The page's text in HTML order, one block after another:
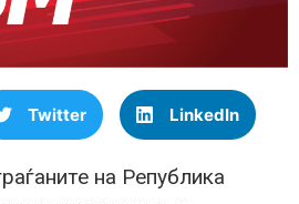
Twitter LinkedIn
на Република